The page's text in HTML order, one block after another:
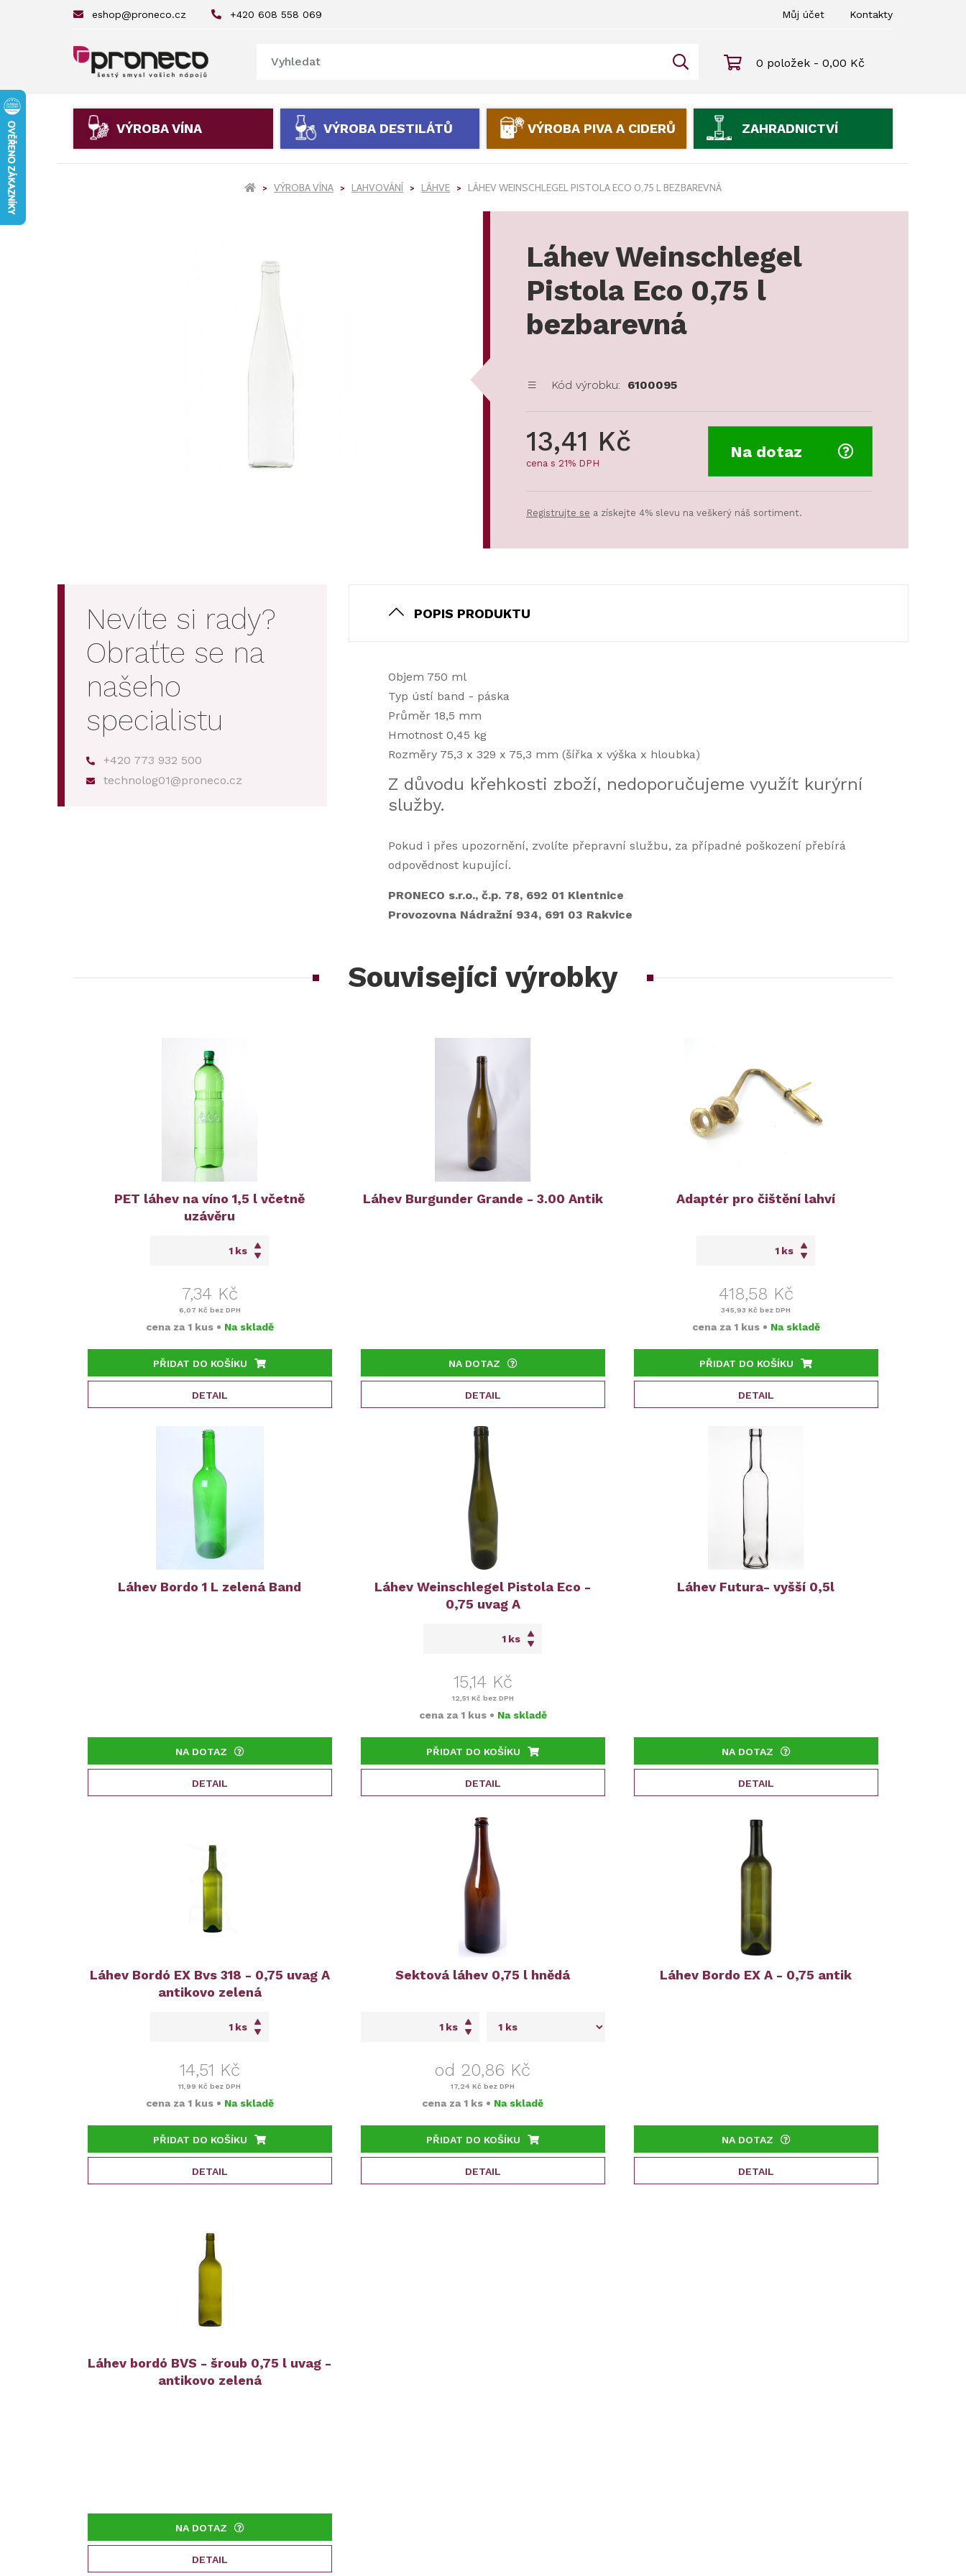
eshop@proneco.cz +420 608 558 069 Můj účet Kontakty
0 položek - 0,00 Kč
VÝROBA VÍNA VÝROBA DESTILÁTŮ VÝROBA PIVA A CIDERŮ ZAHRADNICTVÍ
VÝROBA VÍNA LAHVOVÁNÍ LÁHVE LÁHEV WEINSCHLEGEL PISTOLA ECO 0,75 L BEZBAREVNÁ
Láhev Weinschlegel
Pistola Eco 0,75 l
bezbarevná
Kód výrobku: 6100095
13,41 Kč
cena s 21% DPH
Na dotaz
Registrujte se a získejte 4% slevu na veškerý náš sortiment.
Nevíte si rady?
Obraťte se na
našeho
specialistu
+420 773 932 500
technolog01@proneco.cz
POPIS PRODUKTU
Objem 750 ml
Typ ústí band - páska
Průměr 18,5 mm
Hmotnost 0,45 kg
Rozměry 75,3 x 329 x 75,3 mm (šířka x výška x hloubka)
Z důvodu křehkosti zboží, nedoporučujeme využít kurýrní
služby.
Pokud i přes upozornění, zvolíte přepravní službu, za případné poškození přebírá
odpovědnost kupující.
PRONECO s.r.o., č.p. 78, 692 01 Klentnice
Provozovna Nádražní 934, 691 03 Rakvice
Souvisejíci výrobky
PET láhev na víno 1,5 l včetně
uzávěru
ks
7,34 Kč
6,07 Kč bez DPH
cena za 1 kus • Na skladě
PŘIDAT DO KOŠÍKU
DETAIL
Láhev Burgunder Grande - 3.00 Antik
NA DOTAZ
DETAIL
Adaptér pro čištění lahví
ks
418,58 Kč
345,93 Kč bez DPH
cena za 1 kus • Na skladě
PŘIDAT DO KOŠÍKU
DETAIL
Láhev Bordo 1 L zelená Band
NA DOTAZ
DETAIL
Láhev Weinschlegel Pistola Eco -
0,75 uvag A
ks
15,14 Kč
12,51 Kč bez DPH
cena za 1 kus • Na skladě
PŘIDAT DO KOŠÍKU
DETAIL
Láhev Futura- vyšší 0,5l
NA DOTAZ
DETAIL
Láhev Bordó EX Bvs 318 - 0,75 uvag A
antikovo zelená
ks
14,51 Kč
11,99 Kč bez DPH
cena za 1 kus • Na skladě
PŘIDAT DO KOŠÍKU
DETAIL
Sektová láhev 0,75 l hnědá
ks
od 20,86 Kč
17,24 Kč bez DPH
cena za1 ks • Na skladě
PŘIDAT DO KOŠÍKU
DETAIL
Láhev Bordo EX A - 0,75 antik
NA DOTAZ
DETAIL
Láhev bordó BVS - šroub 0,75 l uvag -
antikovo zelená
NA DOTAZ
DETAIL